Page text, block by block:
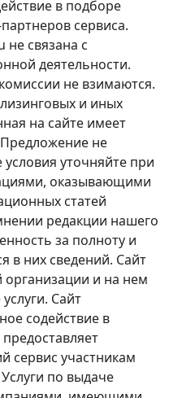
в подборе
сервиса.
не связана с
деятельности.
не взимаются.
и иных
на сайте имеет
не
уточняйте при
оказывающими
статей
редакции нашего
за полноту и
в них сведений. Сайт
и на нем
Сайт
содействие в
сервис участникам
по выдаче